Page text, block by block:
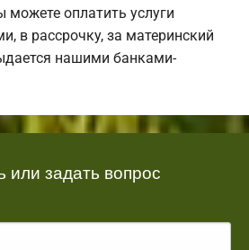
оплатить услуги
в рассрочку, за материнский
нашими банками-
или задать вопрос